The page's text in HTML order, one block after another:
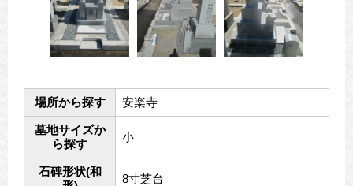
場所から探す 安楽寺
墓地サイズか
ら探す
小
石碑形状(和
8寸芝台